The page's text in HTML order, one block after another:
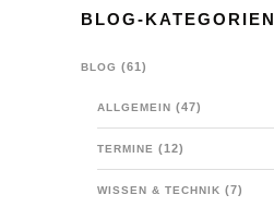
BLOG-KATEGORIEN
BLOG (61)
ALLGEMEIN (47)
TERMINE (12)
WISSEN & TECHNIK (7)